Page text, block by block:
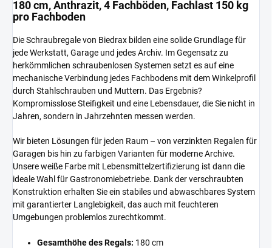
180 cm, Anthrazit, 4 Fachböden, Fachlast 150 kg
pro Fachboden
Die Schraubregale von Biedrax bilden eine solide Grundlage für
jede Werkstatt, Garage und jedes Archiv. Im Gegensatz zu
herkömmlichen schraubenlosen Systemen setzt es auf eine
mechanische Verbindung jedes Fachbodens mit dem Winkelprofil
durch Stahlschrauben und Muttern. Das Ergebnis?
Kompromisslose Steifigkeit und eine Lebensdauer, die Sie nicht in
Jahren, sondern in Jahrzehnten messen werden.
Wir bieten Lösungen für jeden Raum – von verzinkten Regalen für
Garagen bis hin zu farbigen Varianten für moderne Archive.
Unsere weiße Farbe mit Lebensmittelzertifizierung ist dann die
ideale Wahl für Gastronomiebetriebe. Dank der verschraubten
Konstruktion erhalten Sie ein stabiles und abwaschbares System
mit garantierter Langlebigkeit, das auch mit feuchteren
Umgebungen problemlos zurechtkommt.
Gesamthöhe des Regals: 180 cm